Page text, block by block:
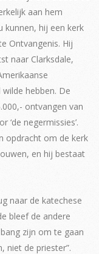
aan hem
kunnen, hij een kerk
Ontvangenis. Hij
naar Clarksdale,
hebben. De
ontvangen van
‘de negermissies’.
opdracht om de kerk
en hij bestaat
naar de katechese
bleef de andere
zijn om te gaan
niet de priester”.